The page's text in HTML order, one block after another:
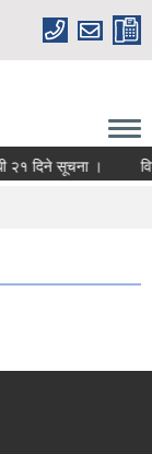
दिने सूचना ।